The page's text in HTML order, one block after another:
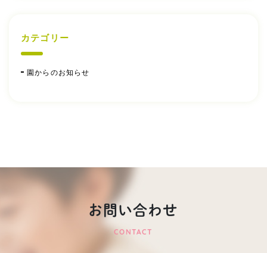
カテゴリー
園からのお知らせ
お問い合わせ
CONTACT